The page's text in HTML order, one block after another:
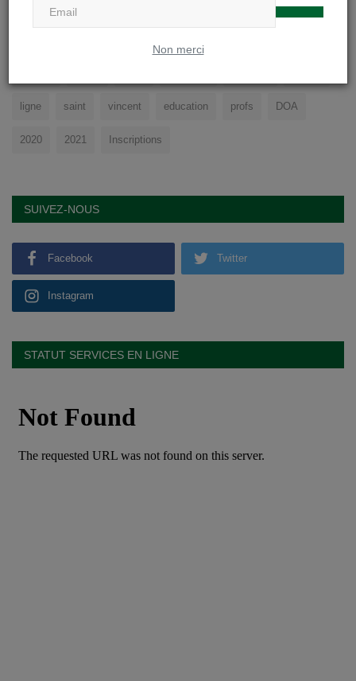
Non merci
TAGS
ligne saint vincent education profs DOA
2020 2021 Inscriptions
SUIVEZ-NOUS
Facebook Twitter
Instagram
STATUT SERVICES EN LIGNE